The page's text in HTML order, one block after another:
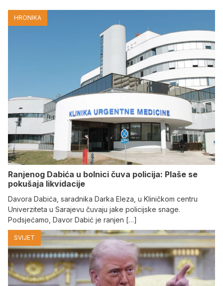
HRONIKA
Ranjenog Dabića u bolnici čuva policija: Plaše se
pokušaja likvidacije
Davora Dabića, saradnika Darka Eleza, u Kliničkom centru
Univerziteta u Sarajevu čuvaju jake policijske snage.
Podsjećamo, Davor Dabić je ranjen […]
SVIJET